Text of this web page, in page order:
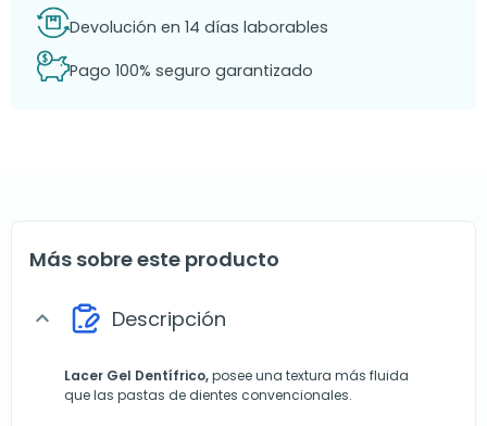
Devolución en 14 días laborables
Pago 100% seguro garantizado
Más sobre este producto
expand_more Descripción
Lacer Gel Dentífrico,posee una textura más fluida
que las pastas de dientes convencionales.